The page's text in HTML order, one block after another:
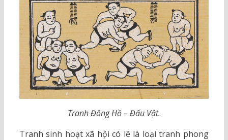
Tranh Đông Hồ – Đấu Vật.
Tranh sinh hoạt xã hội có lẽ là loại tranh phong